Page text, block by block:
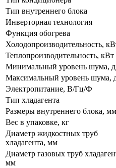
Тип внутреннего блока
Инверторная технология
Функция обогрева
Холодопроизводительность,
Теплопроизводительность, кВт
Минимальный уровень шума,
Максимальный уровень шума,
Электропитание, В/Гц/Ф
Тип хладагента
Размеры внутреннего блока, мм
Вес в упаковке, кг
Диаметр жидкостных труб
хладагента, мм
Диаметр газовых труб
мм